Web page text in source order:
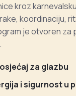
kroz
koordinaciju,
je otvoren za
za glazbu
i sigurnost u